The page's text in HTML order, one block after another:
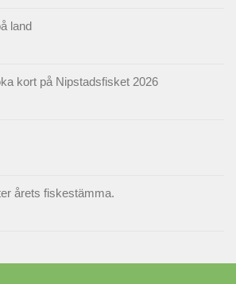
land
kort på Nipstadsfisket 2026
årets fiskestämma.